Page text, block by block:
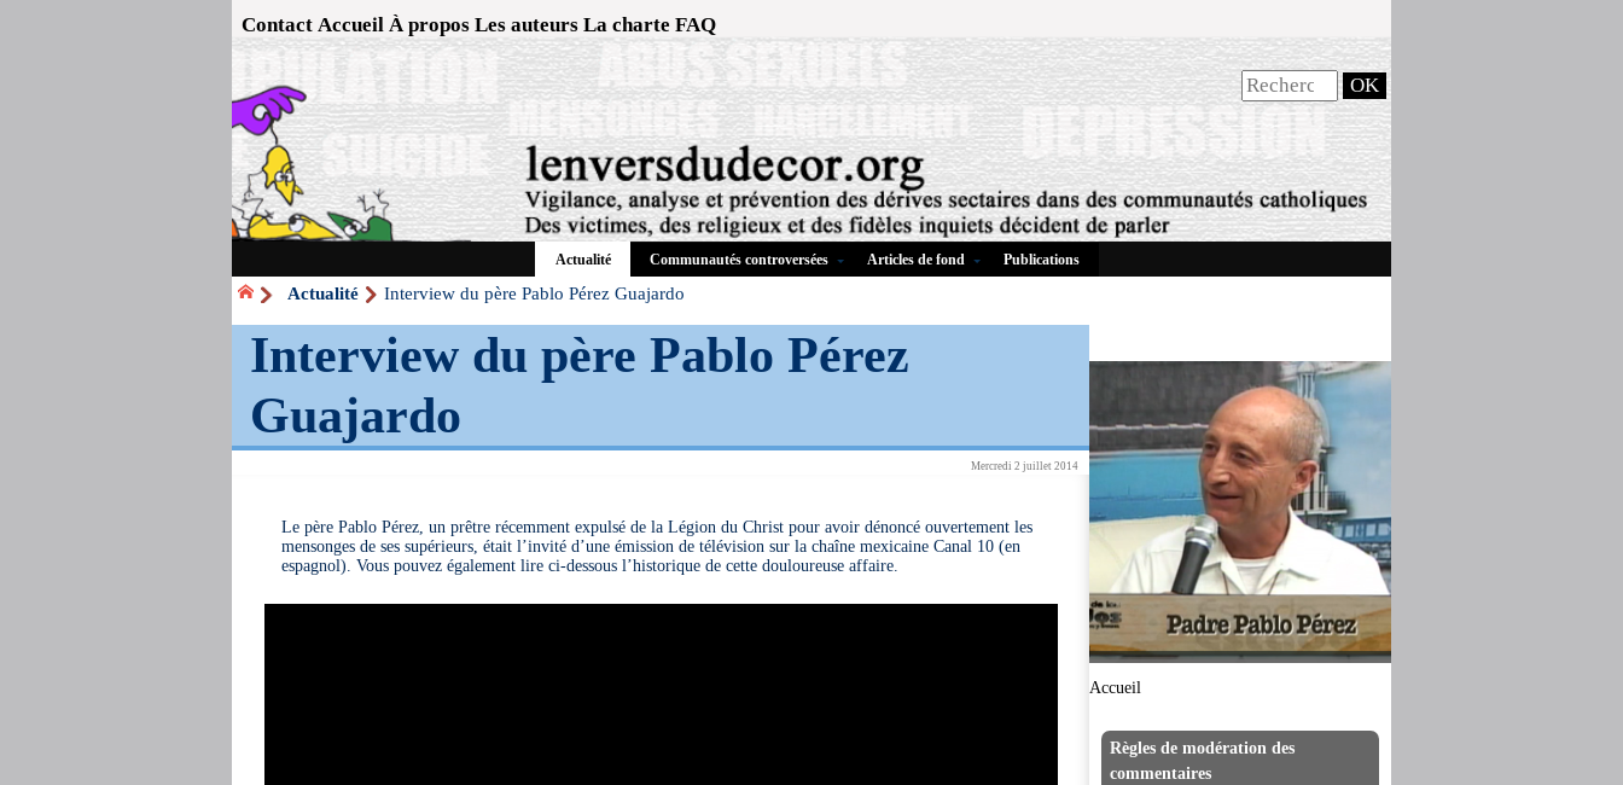
Contact Accueil À propos Les auteurs La charte FAQ
Actualité Communautés controversées Articles de fond Publications
Actualité Interview du père Pablo Pérez Guajardo
Interview du père Pablo Pérez
Guajardo
Mercredi 2 juillet 2014
Le père Pablo Pérez, un prêtre récemment expulsé de la Légion du Christ pour avoir dénoncé ouvertement les
mensonges de ses supérieurs, était l’invité d’une émission de télévision sur la chaîne mexicaine Canal 10 (en
espagnol). Vous pouvez également lire ci-dessous l’historique de cette douloureuse affaire.
Accueil
Règles de modération des
commentaires